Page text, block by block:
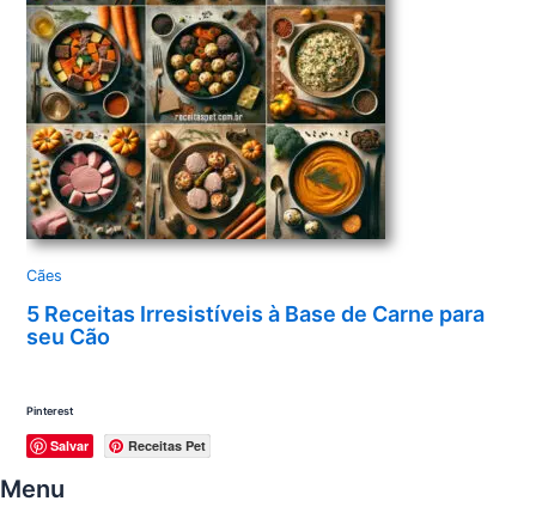
Cães
5 Receitas Irresistíveis à Base de Carne para
seu Cão
Pinterest
Salvar Receitas Pet
Menu